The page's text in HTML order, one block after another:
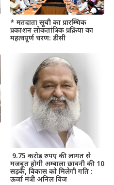
* मतदाता सूची का प्रारम्भिक
प्रकाशन लोकतांत्रिक प्रक्रिया का
महत्वपूर्ण चरण: डीसी
9.75 करोड़ रुपए की लागत से
मजबूत होगी अम्बाला छावनी की 10
सड़कें, विकास को मिलेगी गति :
ऊर्जा मंत्री अनिल विज